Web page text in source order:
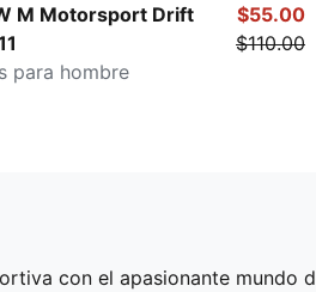
M Motorsport Drift
para hombre
$55.00
$110.00
con el apasionante mundo